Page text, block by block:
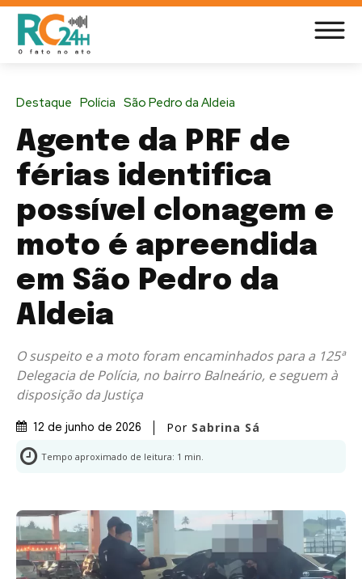
Destaque Polícia São Pedro da Aldeia
Agente da PRF de
férias identifica
possível clonagem e
moto é apreendida
em São Pedro da
Aldeia
O suspeito e a moto foram encaminhados para a 125ª
Delegacia de Polícia, no bairro Balneário, e seguem à
disposição da Justiça
12 de junho de 2026 Por Sabrina Sá
Tempo aproximado de leitura: 1 min.